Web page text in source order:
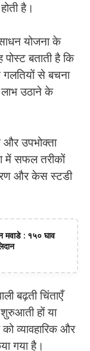
है।
योजना के
बताती है कि
से बचना
उठाने के
और उपभोक्ता
में सफल तरीकों
और केस स्टडी
मवाडे : १५० घाव
बढ़ती चिंताएँ
हों या
व्यावहारिक और
गया है।